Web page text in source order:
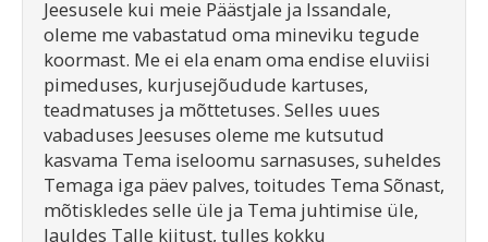
Jeesusele kui meie Päästjale ja Issandale,
oleme me vabastatud oma mineviku tegude
koormast. Me ei ela enam oma endise eluviisi
pimeduses, kurjusejõudude kartuses,
teadmatuses ja mõttetuses. Selles uues
vabaduses Jeesuses oleme me kutsutud
kasvama Tema iseloomu sarnasuses, suheldes
Temaga iga päev palves, toitudes Tema Sõnast,
mõtiskledes selle üle ja Tema juhtimise üle,
lauldes Talle kiitust, tulles kokku